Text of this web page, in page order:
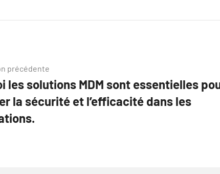
précédente
les solutions MDM sont essentielles
la sécurité et l’efficacité dans les